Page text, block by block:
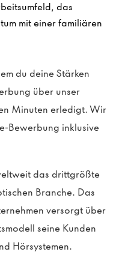
das
mit einer familiären
du deine Stärken
über unser
Minuten erledigt. Wir
Bewerbung inklusive
das drittgrößte
Branche. Das
versorgt über
seine Kunden
Hörsystemen.